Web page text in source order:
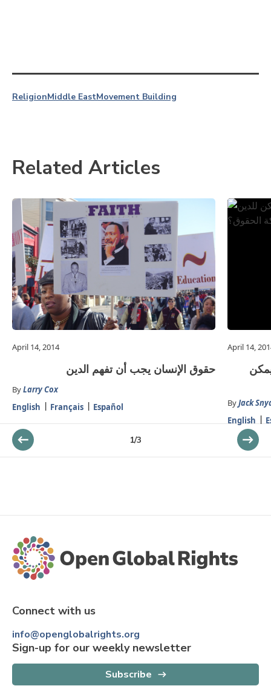
ReligionMiddle EastMovement Building
Related Articles
April 14, 2014
حقوق الإنسان يجب أن تفهم الدين
ByLarry Cox
English
Français Español
April 14,
ByJack
English
1/3
Connect with us
info@openglobalrights.org
Sign-up for our weekly newsletter
Subscribe